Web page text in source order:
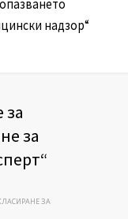
надзор“
за
за
ЗА